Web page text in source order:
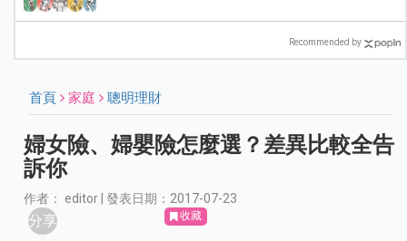
Recommended by
首頁 家庭 聰明理財
婦女險、婦嬰險怎麼選？差異比較全告
訴你
作者： editor | 發表日期：2017-07-23
分享 收藏